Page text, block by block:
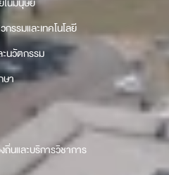
รรมและเทคโนโลยี
นวัตกรรม
ษา
นและบริการวิชาการ